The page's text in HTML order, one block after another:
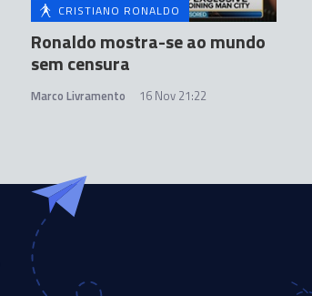
CRISTIANO RONALDO
Ronaldo mostra-se ao mundo
sem censura
Marco Livramento 16 Nov 21:22